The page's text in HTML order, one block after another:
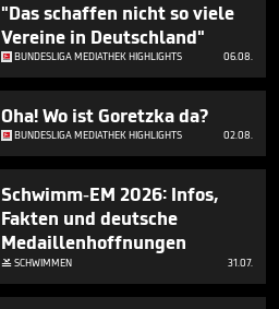
"Das schaffen nicht so viele
Vereine in Deutschland"
BUNDESLIGA MEDIATHEK HIGHLIGHTS 06.08.
Oha! Wo ist Goretzka da?
BUNDESLIGA MEDIATHEK HIGHLIGHTS 02.08.
Schwimm-EM 2026: Infos,
Fakten und deutsche
Medaillenhoffnungen
SCHWIMMEN 31.07.